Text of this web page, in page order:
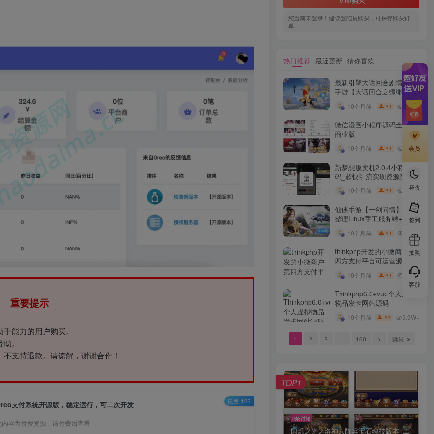
重要提示
能力的用户购买。
。
支持退款。请谅解，谢谢合作！
支付系统开源版，稳定运行，可二次开发
内容为付费资源，请付费后查看
已售 196
您当前未登录！建议登陆后购买，可保存购买订
单
热门推荐 最近更新 猜你喜欢
最新引擎大话回合剧情闯关
手游【大话回合之缥缈西游
内丹版小熊修复版第二季】
GM总运营管理后台安卓苹
果IOS双端版本
10个月前 ￥ 1 10W+
微信漫画小程序源码全开源
商业版
10个月前 ￥ 1 10W+
新梦想贩卖机2.0.4小程序源
码_超快引流实现资源变现
10个月前 ￥ 1 10W+
仙侠手游【一剑问情】最新
整理Linux手工服务端+GM
10个月前 ￥ 1 10W+
thinkphp开发的小微商户第
四方支付平台可运营源码
10个月前 ￥ 1 10W+
Thinkphp6.0+vue个人虚拟
物品发卡网站源码
10个月前 ￥ 1 9.9W+
1 2 3 … 160 跳转
3条讨论
闪烁之光之洛神六阵容宝石魂技版本_二
TOP1
会员
昼夜
签到
抽奖
客服